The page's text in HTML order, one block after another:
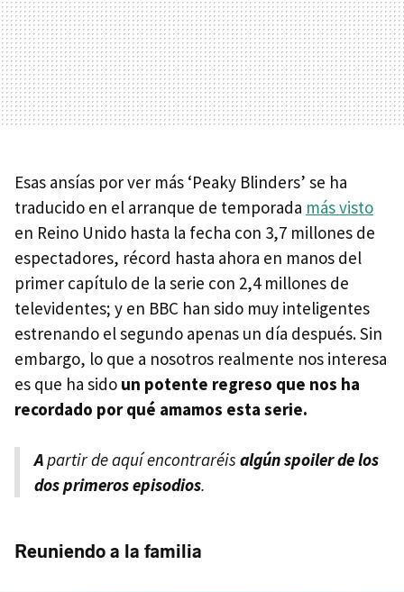
Esas ansías por ver más ‘Peaky Blinders’ se ha
traducido en el arranque de temporada más visto
en Reino Unido hasta la fecha con 3,7 millones de
espectadores, récord hasta ahora en manos del
primer capítulo de la serie con 2,4 millones de
televidentes; y en BBC han sido muy inteligentes
estrenando el segundo apenas un día después. Sin
embargo, lo que a nosotros realmente nos interesa
es que ha sido un potente regreso que nos ha
recordado por qué amamos esta serie.
Apartir de aquí encontraréis algún spoiler de los
dos primeros episodios.
Reuniendo a la familia